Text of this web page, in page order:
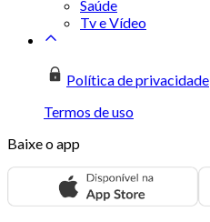
Saúde
Tv e Vídeo
Política de privacidade
Termos de uso
Baixe o app